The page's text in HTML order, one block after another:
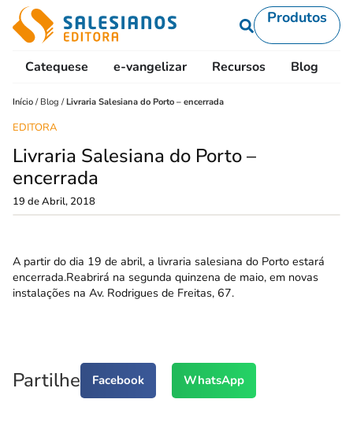
Produtos
Catequese e-vangelizar Recursos Blog
Início / Blog /Livraria Salesiana do Porto – encerrada
EDITORA
Livraria Salesiana do Porto –
encerrada
19 de Abril, 2018
A partir do dia 19 de abril, a livraria salesiana do Porto estará
encerrada.Reabrirá na segunda quinzena de maio, em novas
instalações na Av. Rodrigues de Freitas, 67.
Partilhe Facebook WhatsApp